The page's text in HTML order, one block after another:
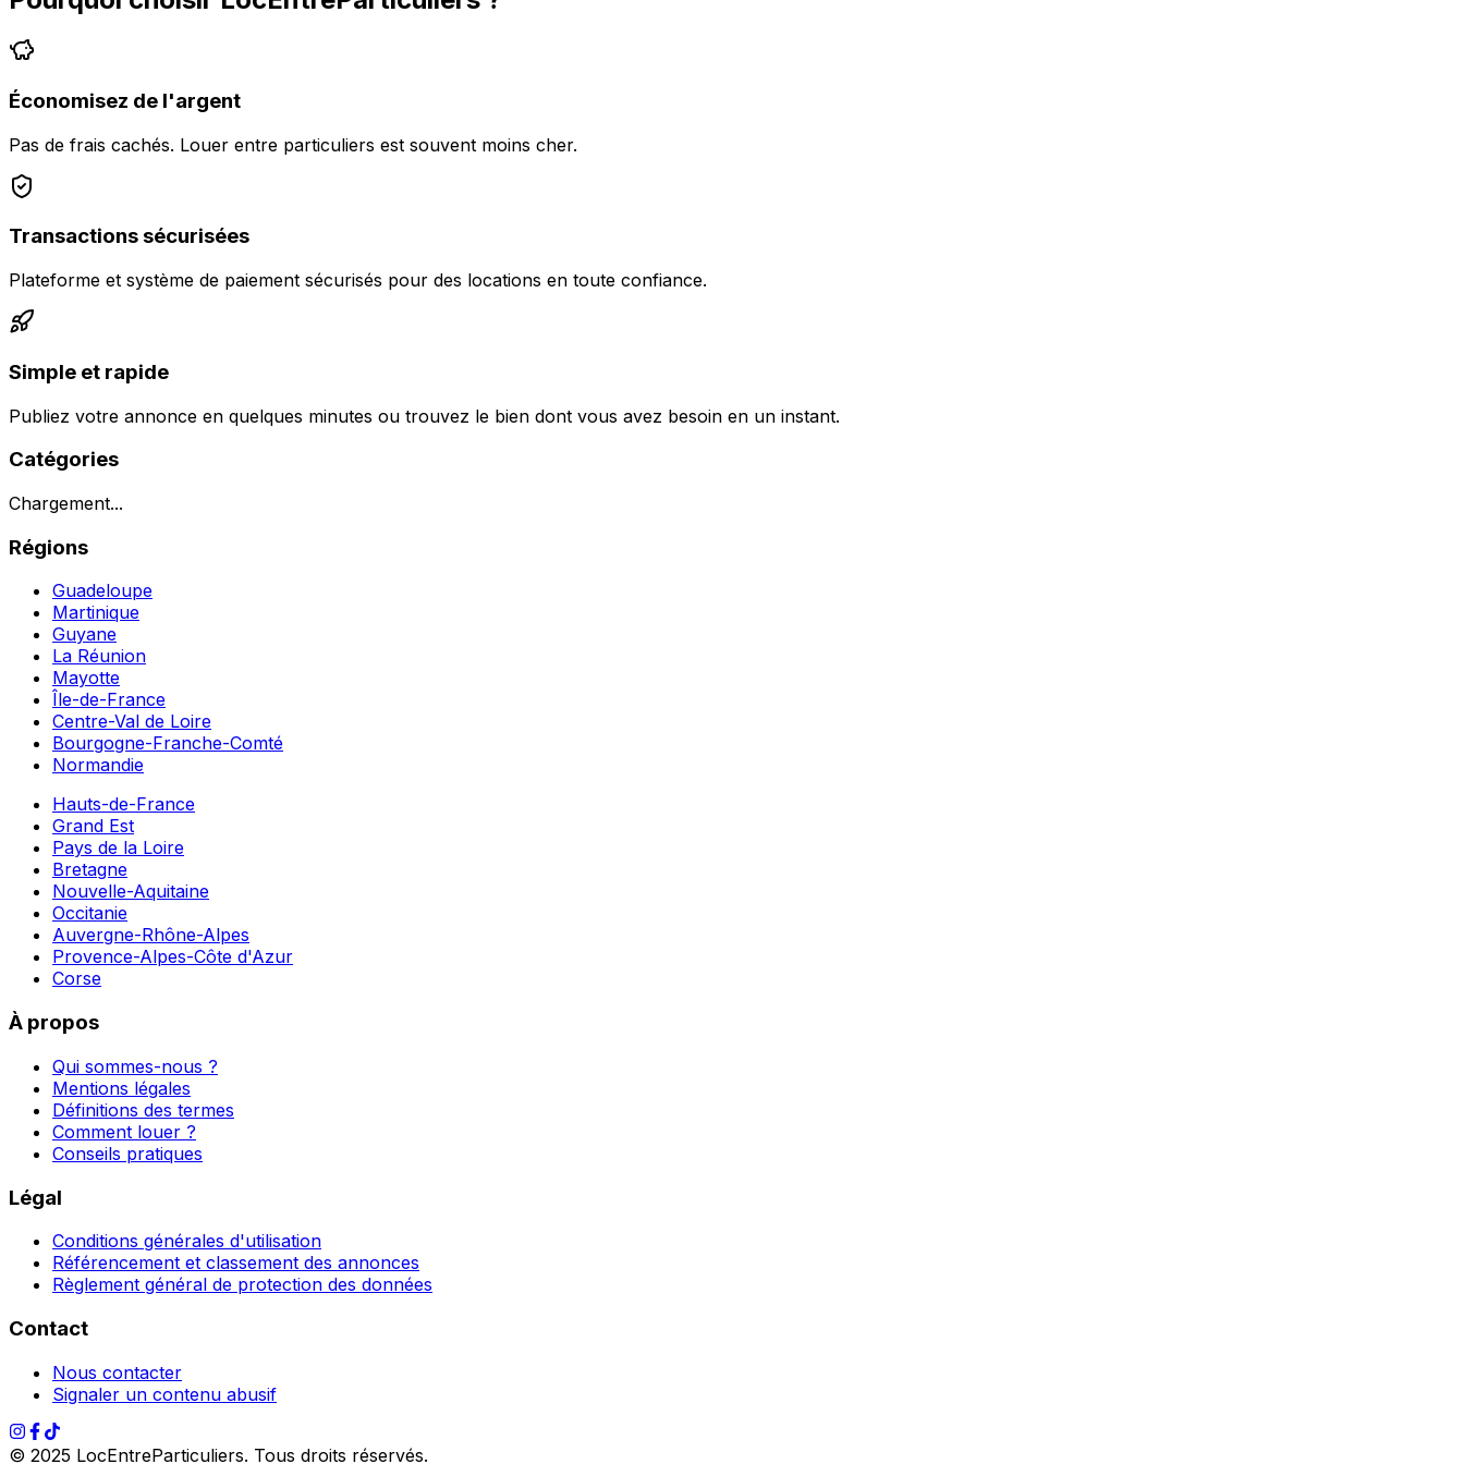
Économisez de l'argent
Pas de frais cachés. Louer entre particuliers est souvent moins cher.
Transactions sécurisées
Plateforme et système de paiement sécurisés pour des locations en toute confiance.
Simple et rapide
Publiez votre annonce en quelques minutes ou trouvez le bien dont vous avez besoin en un instant.
Catégories
Chargement...
Régions
Guadeloupe
Martinique
Guyane
La Réunion
Mayotte
Île-de-France
Centre-Val de Loire
Bourgogne-Franche-Comté
Normandie
Hauts-de-France
Grand Est
Pays de la Loire
Bretagne
Nouvelle-Aquitaine
Occitanie
Auvergne-Rhône-Alpes
Provence-Alpes-Côte d'Azur
Corse
À propos
Qui sommes-nous ?
Mentions légales
Définitions des termes
Comment louer ?
Conseils pratiques
Légal
Conditions générales d'utilisation
Référencement et classement des annonces
Règlement général de protection des données
Contact
Nous contacter
Signaler un contenu abusif
© 2025 LocEntreParticuliers. Tous droits réservés.